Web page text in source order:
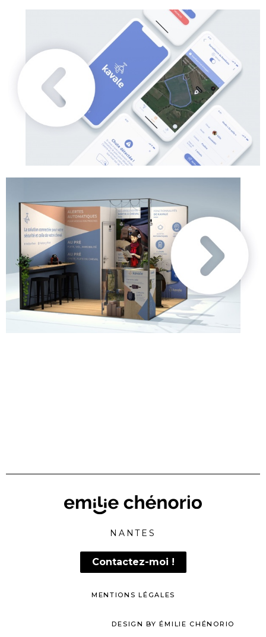
NANTES
Contactez-moi !
MENTIONS LÉGALES
DESIGN BY ÉMILIE CHÉNORIO